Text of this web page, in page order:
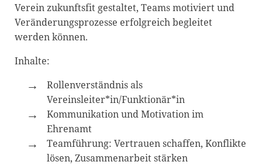
Verein zukunftsfit gestaltet, Teams motiviert und
Veränderungsprozesse erfolgreich begleitet
werden können.
Inhalte:
Rollenverständnis als
Vereinsleiter*in/Funktionär*in
Kommunikation und Motivation im
Ehrenamt
Teamführung: Vertrauen schaffen, Konflikte
lösen, Zusammenarbeit stärken